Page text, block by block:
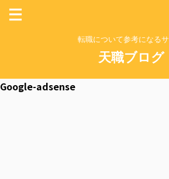
転職について参考になる
天職ブログ
Google-adsense